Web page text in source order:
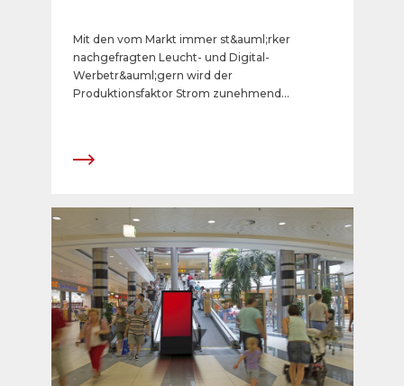
Mit den vom Markt immer st&auml;rker
nachgefragten Leucht- und Digital-
Werbetr&auml;gern wird der
Produktionsfaktor Strom zunehmend
Massnahmen ergriffen. Mit der energetischen
dem Einbezug des Stromverbrauchs bereits
bei der Evaluation von neuen Produkten
reduziert sie den Energieverbrauch der neuen
elektronischen Werbetr&auml;ger
kontinuierlich. Seit 2008 kauft APG|SGA nur
noch &laquo;naturemade star&raquo;-
zertifizierten Strom f&uuml;r ihre
Leuchtwerbung ein und &ndash; seit 2014
&ndash; auch f&uuml;r ihre Geb&auml;ude.